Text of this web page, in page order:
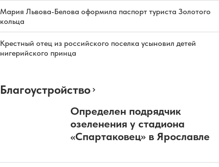
Мария Львова-Белова оформила паспорт туриста Золотого
кольца
Крестный отец из российского поселка усыновил детей
нигерийского принца
Благоустройство
Определен подрядчик
озеленения у стадиона
«Спартаковец» в Ярославле